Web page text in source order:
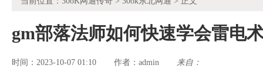
gm部落法师如何快速学会雷电
时间：2023-10-07 01:10 作者： admin 来自：